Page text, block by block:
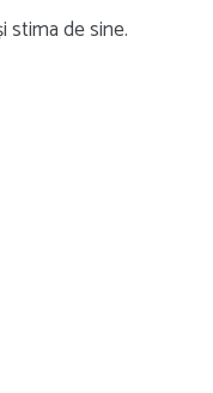
stima de sine.